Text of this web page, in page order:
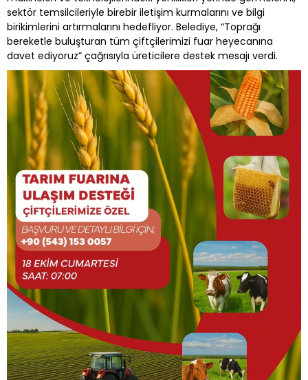
sektör temsilcileriyle birebir iletişim kurmalarını ve bilgi
birikimlerini artırmalarını hedefliyor. Belediye, “Toprağı
bereketle buluşturan tüm çiftçilerimizi fuar heyecanına
davet ediyoruz” çağrısıyla üreticilere destek mesajı verdi.